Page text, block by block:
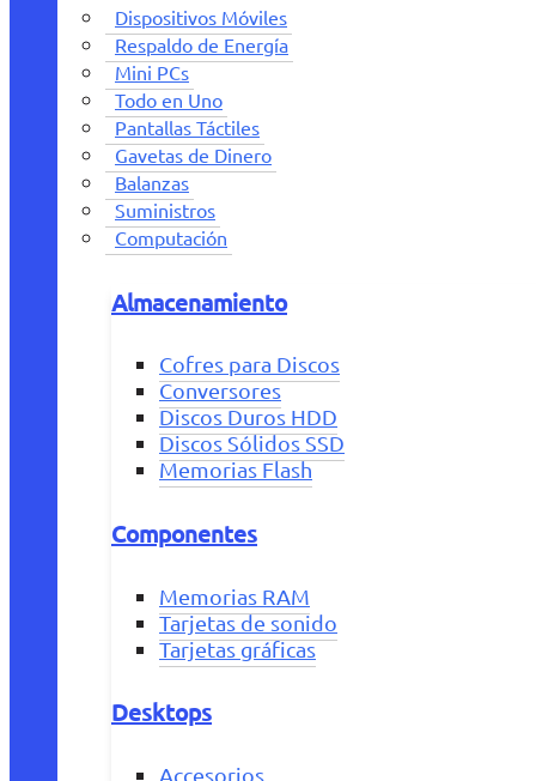
Dispositivos Móviles
Respaldo de Energía
Mini PCs
Todo en Uno
Pantallas Táctiles
Gavetas de Dinero
Balanzas
Suministros
Computación
Almacenamiento
Cofres para Discos
Conversores
Discos Duros HDD
Discos Sólidos SSD
Memorias Flash
Componentes
Memorias RAM
Tarjetas de sonido
Tarjetas gráficas
Desktops
Accesorios